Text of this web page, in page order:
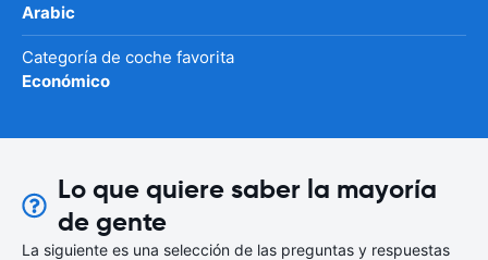
Arabic
Categoría de coche favorita
Económico
Lo que quiere saber la mayoría
de gente
La siguiente es una selección de las preguntas y respuestas